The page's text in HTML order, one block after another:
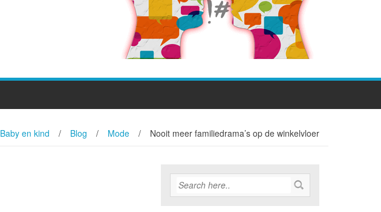
Baby en kind / Blog / Mode / Nooit meer familiedrama’s op de winkelvloer